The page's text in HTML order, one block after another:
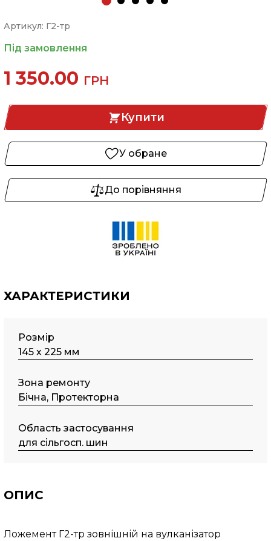
Артикул: Г2-тр
Під замовлення
1 350.00 ГРН
Купити
У обране
До порівняння
ХАРАКТЕРИСТИКИ
Розмір
145 х 225 мм
Зона ремонту
Бічна, Протекторна
Область застосування
для сільгосп. шин
ОПИС
Ложемент Г2-тр зовнішній на вулканізатор